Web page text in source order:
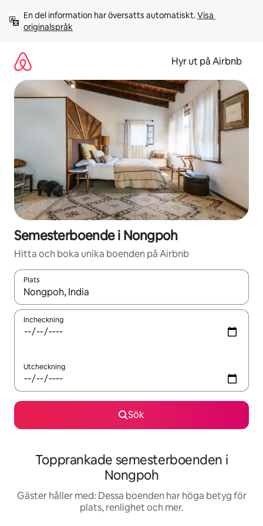
innehåll
En del information har översatts automatiskt. Visa
originalspråk
Hyr ut på Airbnb
Semesterboende i Nongpoh
Hitta och boka unika boenden på Airbnb
Plats
När resultaten är tillgängliga kan du navigera med upp- och
Incheckning
Utcheckning
Sök
Topprankade semesterboenden i
Nongpoh
Gäster håller med: Dessa boenden har höga betyg för
plats, renlighet och mer.